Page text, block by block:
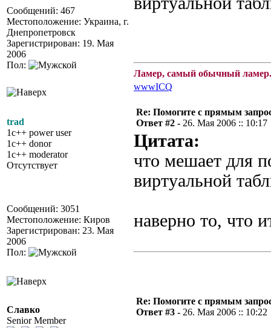
Сообщений: 467
Местоположение: Украина, г.
Днепропетровск
Зарегистрирован: 19. Мая
2006
Пол:
Ламер, самый обычный
wwwICQ
trad
1c++ power user
1c++ donor
1c++ moderator
Отсутствует
Сообщений: 3051
Местоположение: Киров
Зарегистрирован: 23. Мая
2006
Пол:
Re: Помогите с прямым
Ответ #2 - 26. Мая 2006 :: 10:17
Цитата:
что мешает для
виртуальной
наверно то, что
Славко
Senior Member
Re: Помогите с прямым
Ответ #3 - 26. Мая 2006 :: 10:22